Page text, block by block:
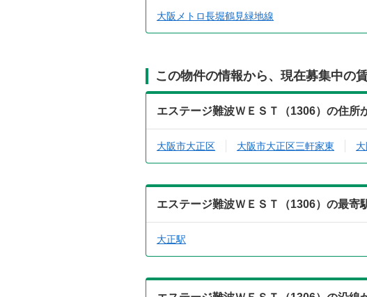
大阪メトロ長堀鶴見緑地線
この物件の情報から、現在募集中の
エステージ難波ＷＥＳＴ（1306）の住所
大阪市大正区 大阪市大正区三軒家東
エステージ難波ＷＥＳＴ（1306）の最寄
大正駅